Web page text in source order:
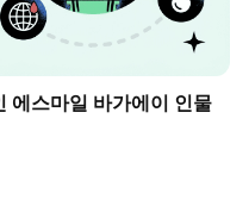
에스마일 바가에이 인물